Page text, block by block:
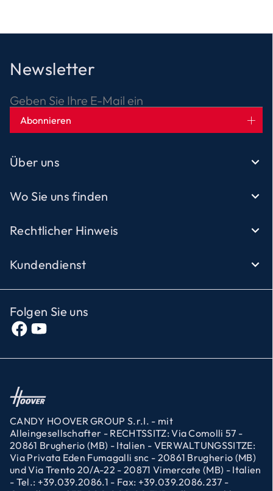
Newsletter
Geben Sie Ihre E-Mail ein
Abonnieren
Über uns
Wo Sie uns finden
Rechtlicher Hinweis
Kundendienst
Folgen Sie uns
CANDY HOOVER GROUP S.r.I. - mit
Alleingesellschafter - RECHTSSITZ: Via Comolli 57 -
20861 Brugherio (MB) - Italien - VERWALTUNGSSITZE:
Via Privata Eden Fumagalli snc - 20861 Brugherio (MB)
und Via Trento 20/A-22 - 20871 Vimercate (MB) - Italien
- Tel.: +39.039.2086.1 - Fax: +39.039.2086.237 -